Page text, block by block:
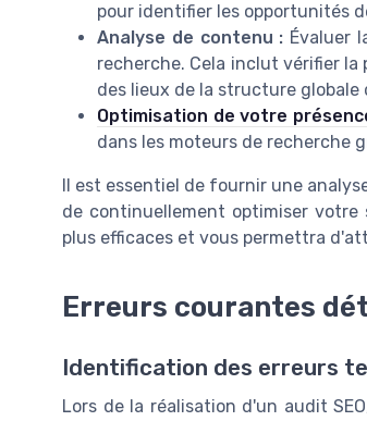
pour identifier les opportunités
Analyse de contenu : Évaluer
recherche. Cela inclut vérifier
des lieux de la structure globale
Optimisation de votre
dans les moteurs de recherche
Il est essentiel de fournir une
de continuellement optimiser votre
plus efficaces et vous permettra
Erreurs courantes
Identification des erreurs
Lors de la réalisation d'un audit